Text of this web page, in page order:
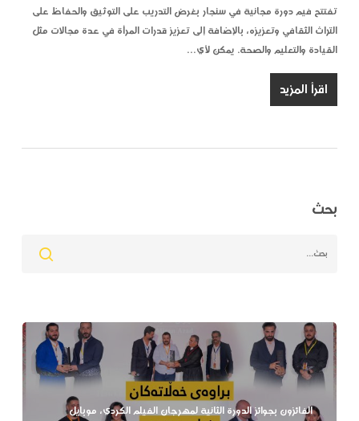
تفتتح فيم دورة مجانية في سنجار بغرض التدريب على التوثيق والحفاظ على
التراث الثقافي وتعزيزه، بالإضافة إلى تعزيز قدرات المرأة في عدة مجالات مثل
القيادة والتعليم والصحة. يمكن لأي…
اقرأ المزيد
بحث
الفائزون بجوائز الدورة الثانية لمهرجان الفيلم الكردي، موبايل